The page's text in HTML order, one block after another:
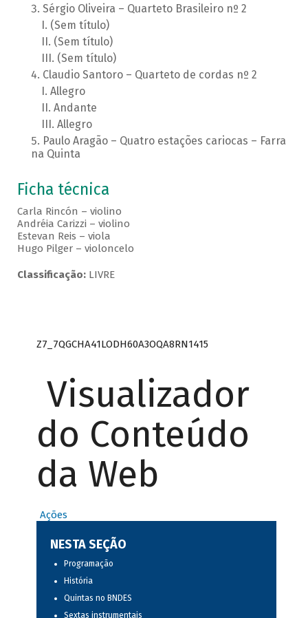
Sérgio Oliveira – Quarteto Brasileiro nº 2
(Sem título)
(Sem título)
(Sem título)
Claudio Santoro – Quarteto de cordas nº 2
Allegro
Andante
Allegro
Paulo Aragão – Quatro estações cariocas – Farra
na Quinta
Ficha técnica
Carla Rincón – violino
Andréia Carizzi – violino
Estevan Reis – viola
Hugo Pilger – violoncelo
Classificação:LIVRE
Z7_7QGCHA41LODH60A3OQA8RN1415
Visualizador
do Conteúdo
da Web
Ações
NESTA SEÇÃO
Programação
História
Quintas no BNDES
Sextas instrumentais